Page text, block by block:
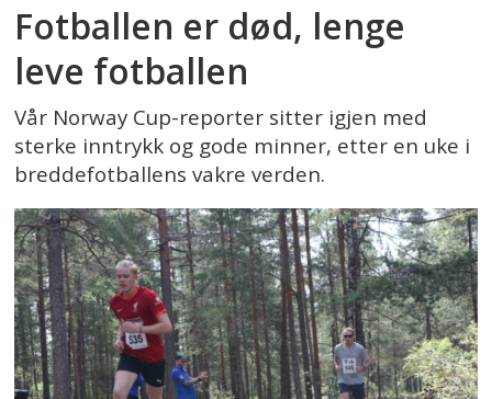
Fotballen er død, lenge
leve fotballen
Vår Norway Cup-reporter sitter igjen med
sterke inntrykk og gode minner, etter en uke i
breddefotballens vakre verden.